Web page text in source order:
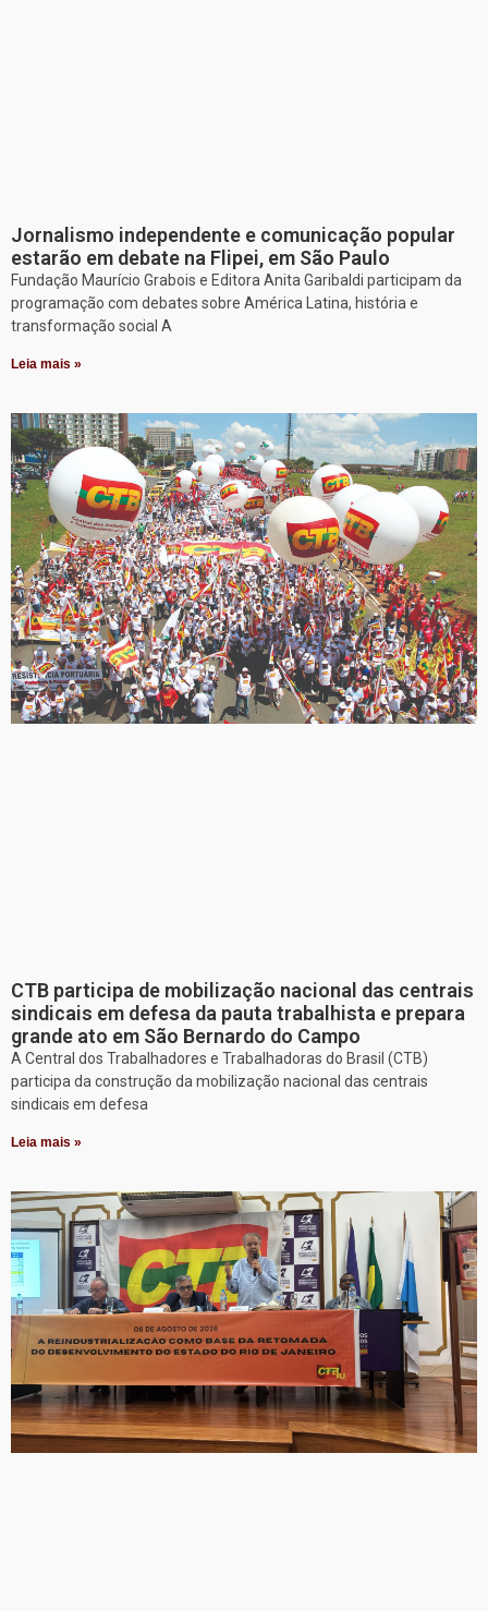
Jornalismo independente e comunicação popular
estarão em debate na Flipei, em São Paulo
Fundação Maurício Grabois e Editora Anita Garibaldi participam da
programação com debates sobre América Latina, história e
transformação social A
Leia mais »
CTB participa de mobilização nacional das centrais
sindicais em defesa da pauta trabalhista e prepara
grande ato em São Bernardo do Campo
A Central dos Trabalhadores e Trabalhadoras do Brasil (CTB)
participa da construção da mobilização nacional das centrais
sindicais em defesa
Leia mais »